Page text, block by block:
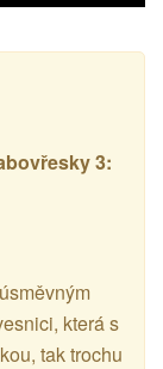
3:
která s
tak trochu